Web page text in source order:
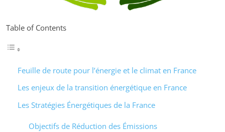
Table of Contents
Feuille de route pour l’énergie et le climat en France
Les enjeux de la transition énergétique en France
Les Stratégies Énergétiques de la France
Objectifs de Réduction des Émissions